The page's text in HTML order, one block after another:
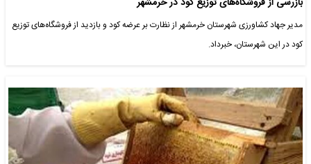
مدیر جهاد کشاورزی شهرستان خرمشهر از نظارت بر عرضه کود و بازدید از فروشگاه‌های توزیع
کود در این شهرستان، خبرداد.